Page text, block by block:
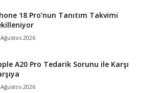
18 Pro’nun Tanıtım Takvimi
2026
A20 Pro Tedarik Sorunu ile Karşı
2026